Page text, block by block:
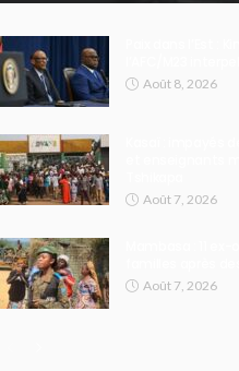
Août 8, 2026
Août 7, 2026
Août 7, 2026